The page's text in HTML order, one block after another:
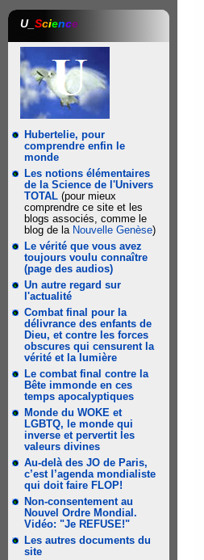
U_ Science
Hubertelie, pour
comprendre enfin le
monde
Les notions élémentaires
de la Science de l'Univers
TOTAL (pour mieux
comprendre ce site et les
blogs associés, comme le
blog de la Nouvelle Genèse)
Le vérité que vous avez
toujours voulu connaître
(page des audios)
Un autre regard sur
l'actualité
Combat final pour la
délivrance des enfants de
Dieu, et contre les forces
obscures qui censurent la
vérité et la lumière
Le combat final contre la
Bête immonde en ces
temps apocalyptiques
Monde du WOKE et
LGBTQ, le monde qui
inverse et pervertit les
valeurs divines
Au-delà des JO de Paris,
c’est l’agenda mondialiste
qui doit faire FLOP!
Non-consentement au
Nouvel Ordre Mondial.
Vidéo: "Je REFUSE!"
Les autres documents du
site